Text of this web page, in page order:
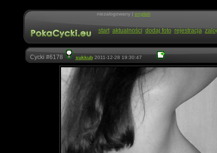
niezalogowany | english
start aktualności dodaj foto rejestracja
Cycki #6178 sukkub2011-12-28 19:30:47